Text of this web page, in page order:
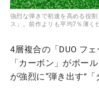
強烈な弾きで初速を高める役
ス」。前作よリも平均7％薄く
4層複合の「DUO フ
「カーボン」がボー
が強烈に“弾き出す”